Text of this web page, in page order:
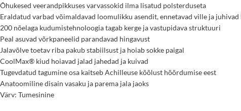
Õhukesed veerandpikkuses varvassokid ilma lisatud polsterduseta
Eraldatud varbad võimaldavad loomulikku asendit, ennetavad ville ja
200 nõelaga kudumistehnoloogia tagab kerge ja vastupidava struktuuri
Peal asuvad võrkpaneelid parandavad hingavust
Jalavõlve toetav riba pakub stabiilsust ja hoiab sokke paigal
CoolMax® kiud hoiavad jalad jahedad ja kuivad
Tugevdatud tagumine osa kaitseb Achilleuse kõõlust hõõrdumise eest
Anatoomiline disain vasaku ja parema jala jaoks
Värv: Tumesinine